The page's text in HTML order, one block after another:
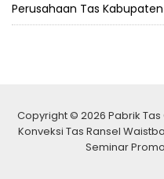
Perusahaan Tas
Copyright © 2026 Pabrik Tas
Konveksi Tas Ransel
Seminar